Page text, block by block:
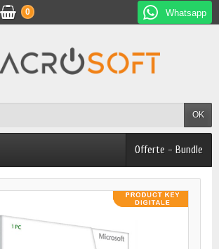
Whatsapp
OK
0
Offerte - Bundle